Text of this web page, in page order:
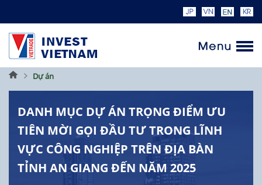
Trang
chủ
Dự án
DANH MỤC DỰ ÁN TRỌNG ĐIỂM ƯU
TIÊN MỜI GỌI ĐẦU TƯ TRONG LĨNH
VỰC CÔNG NGHIỆP TRÊN ĐỊA BÀN
TỈNH AN GIANG ĐẾN NĂM 2025